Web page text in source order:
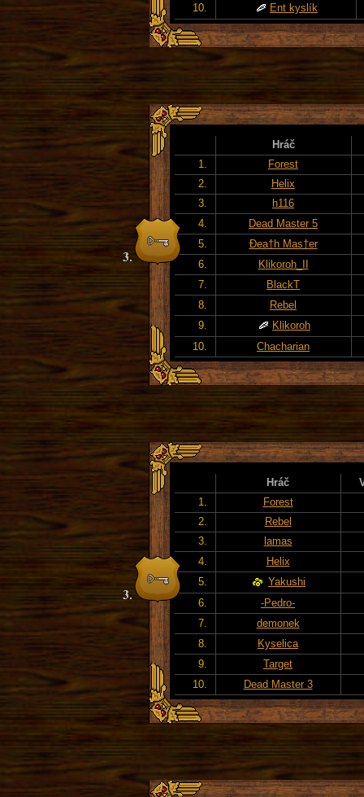
10.
Ent kyslík
Hráč
1.
Forest
2.
Helix
3.
h116
4.
Dead Master 5
5.
Đea†h Mas†er
6.
Klikoroh_II
7.
BlackT
8.
Rebel
9.
Klikoroh
10.
Chacharian
Hráč
1.
Forest
2.
Rebel
3.
lamas
4.
Helix
5.
Yakushi
6.
-Pedro-
7.
demonek
8.
Kyselica
9.
Target
10.
Dead Master 3